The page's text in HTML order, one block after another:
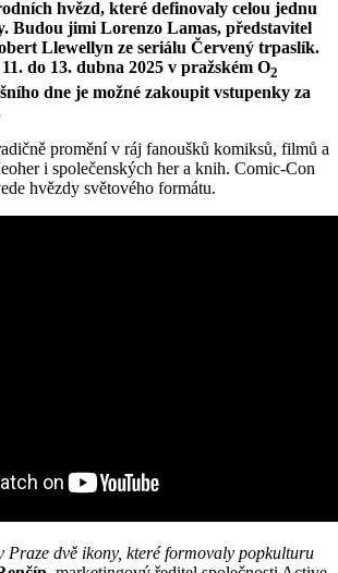
hvězd, které definovaly celou jednu
Budou jimi Lorenzo Lamas, představitel
Llewellyn ze seriálu Červený trpaslík.
do 13. dubna 2025 v pražském O2
dne je možné zakoupit vstupenky za
promění v ráj fanoušků komiksů, filmů a
i společenských her a knih. Comic-Con
hvězdy světového formátu.
Praze dvě ikony, které formovaly popkulturu